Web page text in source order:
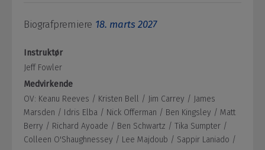
Biografpremiere 18. marts 2027
Instruktør
Jeff Fowler
Medvirkende
OV: Keanu Reeves / Kristen Bell / Jim Carrey / James
Marsden / Idris Elba / Nick Offerman / Ben Kingsley / Matt
Berry / Richard Ayoade / Ben Schwartz / Tika Sumpter /
Colleen O'Shaughnessey / Lee Majdoub / Sappir Laniado /